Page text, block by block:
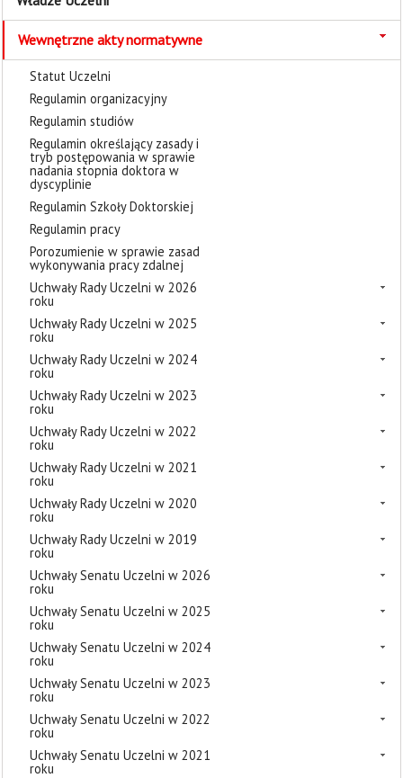
Wewnętrzne akty normatywne
Statut Uczelni
Regulamin organizacyjny
Regulamin studiów
Regulamin określający zasady i
tryb postępowania w sprawie
nadania stopnia doktora w
dyscyplinie
Regulamin Szkoły Doktorskiej
Regulamin pracy
Porozumienie w sprawie zasad
wykonywania pracy zdalnej
Uchwały Rady Uczelni w 2026
roku
Uchwały Rady Uczelni w 2025
roku
Uchwały Rady Uczelni w 2024
roku
Uchwały Rady Uczelni w 2023
roku
Uchwały Rady Uczelni w 2022
roku
Uchwały Rady Uczelni w 2021
roku
Uchwały Rady Uczelni w 2020
roku
Uchwały Rady Uczelni w 2019
roku
Uchwały Senatu Uczelni w 2026
roku
Uchwały Senatu Uczelni w 2025
roku
Uchwały Senatu Uczelni w 2024
roku
Uchwały Senatu Uczelni w 2023
roku
Uchwały Senatu Uczelni w 2022
roku
Uchwały Senatu Uczelni w 2021
roku